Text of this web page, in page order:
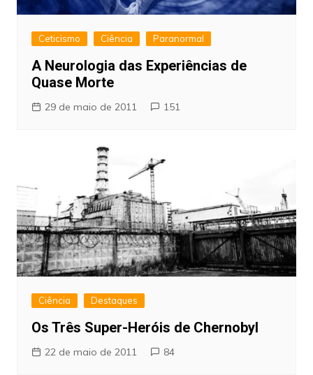
Ceticismo Ciência Paranormal
A Neurologia das Experiências de
Quase Morte
29 de maio de 2011 151
Ciência Destaques
Os Três Super-Heróis de Chernobyl
22 de maio de 2011 84